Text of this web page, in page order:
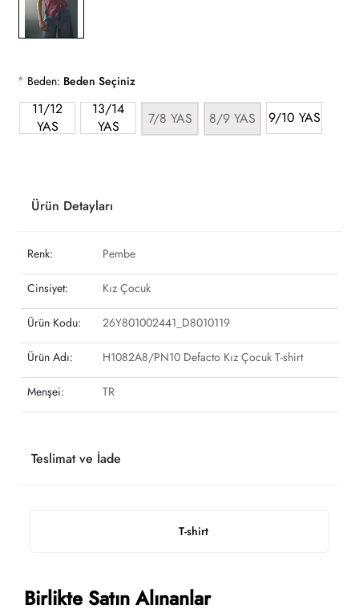
* Beden: Beden Seçiniz
11/12
YAS
13/14
YAS
7/8 YAS 8/9 YAS 9/10 YAS
T-shirt
Ürün Detayları
Renk: Pembe
Cinsiyet: Kız Çocuk
Ürün Kodu: 26Y801002441_D8010119
Ürün Adı: H1082A8/PN10 Defacto Kız Çocuk T-shirt
Menşei: TR
Teslimat ve İade
Birlikte Satın Alınanlar